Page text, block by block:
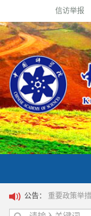
信访举报
公告： 重要政策举